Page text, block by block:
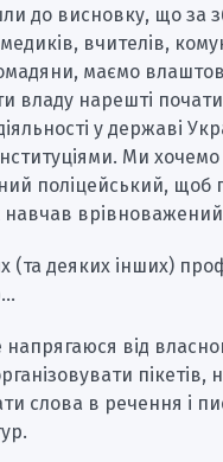
до висновку, що за
вчителів,
маємо
владу нарешті
у державі
Ми
поліцейський, щоб
(та деяких інших)
напрягаюся від
слова в речення і